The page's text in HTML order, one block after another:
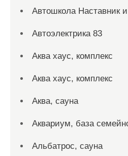
Автошкола Наставник
Автоэлектрика 83
Аква хаус, комплекс
Аква хаус, комплекс
Аква, сауна
Аквариум, база
Альбатрос, сауна